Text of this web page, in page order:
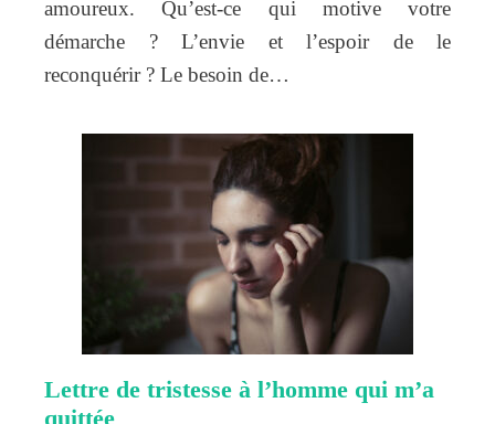
amoureux. Qu’est-ce qui motive votre
démarche ? L’envie et l’espoir de le
reconquérir ? Le besoin de…
Lettre de tristesse à l’homme qui m’a
quittée